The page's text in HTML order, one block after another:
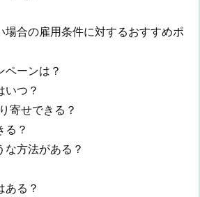
場合の雇用条件に対するおすすめポ
ペーンは？
いつ？
寄せできる？
る？
な方法がある？
ある？